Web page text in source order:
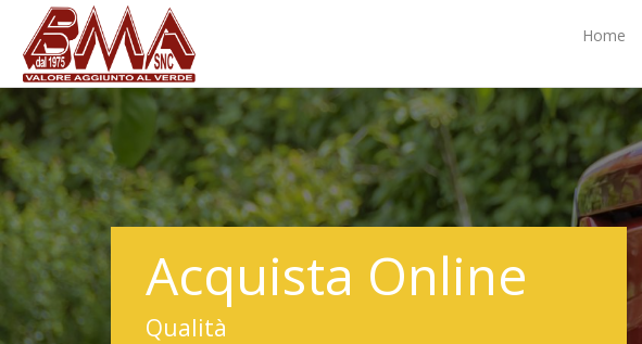
Home
Acquista Online
Qualità